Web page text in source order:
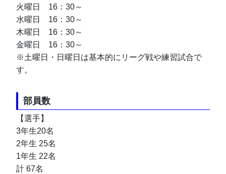
火曜日	16：30～
水曜日	16：30～
木曜日	16：30～
金曜日	16：30～
※土曜日・日曜日は基本的にリーグ戦や練習試合で
す。
部員数
【選手】
3年生20名
2年生 25名
1年生 22名
計 67名